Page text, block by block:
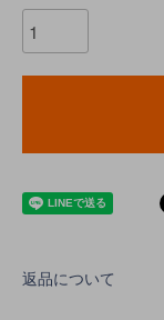
返品について